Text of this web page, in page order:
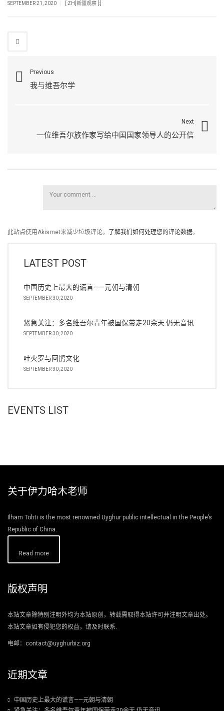
SEPTEMBER 21, 2020 [:ZH]新疆观察 [:]
Previous
我与维吾尔学
Next
一位维吾尔族作家写给中国国家领导人的公开信
此站点使用Akismet来减少垃圾评论。 了解我们如何处理您的评论数据。
LATEST POST
中国历史上最大的谎言——元朝与清朝
SEPTEMBER 30, 2020
紧急关注：多名维吾尔青年被国保带走20余天 仍无音讯
SEPTEMBER 30, 2020
吐火罗与回鹘文化
SEPTEMBER 30, 2020
EVENTS LIST
关于伊力哈木老师
Ilham Tohti is the most renowned Uyghur public intellectual in the People’s
Republic of China.
Read more
版权声明
本站文章除特别注明外均为本站原创，转载需取得本站许可并注明文章出处。
本站文章如有侵犯您的权益，请及时联系.
电邮：contact@uyghurbiz.org
近期文章
中国历史上最大的谎言——元朝与清朝